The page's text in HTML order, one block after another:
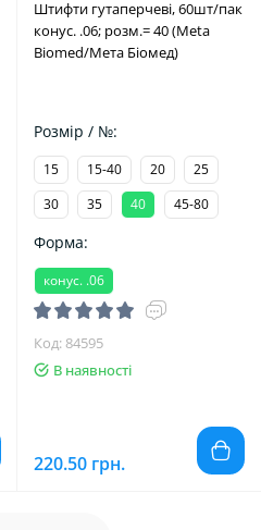
Штифти гутаперчеві, 60шт/пак
конус. .06; розм.= 40 (Meta
Biomed/Мета Біомед)
Розмір / №:
15 15-40 20
25
30
35 40 45-80
Форма:
конус. .06
Код: 84595
В наявності
220.50 грн.